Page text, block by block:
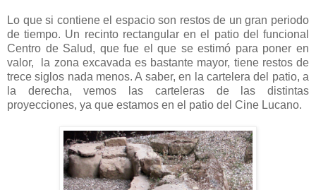
Lo que si contiene el espacio son restos de un gran periodo
de tiempo. Un recinto rectangular en el patio del funcional
Centro de Salud, que fue el que se estimó para poner en
valor, la zona excavada es bastante mayor, tiene restos de
trece siglos nada menos. A saber, en la cartelera del patio, a
la derecha, vemos las carteleras de las distintas
proyecciones, ya que estamos en el patio del Cine Lucano.